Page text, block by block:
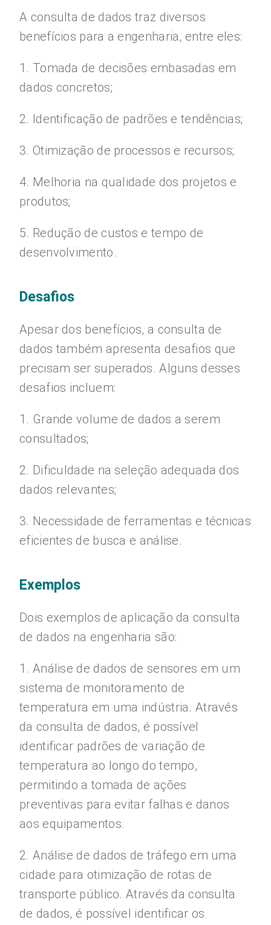
A consulta de dados traz diversos
benefícios para a engenharia, entre eles:
1. Tomada de decisões embasadas em
dados concretos;
2. Identificação de padrões e tendências;
3. Otimização de processos e recursos;
4. Melhoria na qualidade dos projetos e
produtos;
5. Redução de custos e tempo de
desenvolvimento.
Desafios
Apesar dos benefícios, a consulta de
dados também apresenta desafios que
precisam ser superados. Alguns desses
desafios incluem:
1. Grande volume de dados a serem
consultados;
2. Dificuldade na seleção adequada dos
dados relevantes;
3. Necessidade de ferramentas e técnicas
eficientes de busca e análise.
Exemplos
Dois exemplos de aplicação da consulta
de dados na engenharia são:
1. Análise de dados de sensores em um
sistema de monitoramento de
temperatura em uma indústria. Através
da consulta de dados, é possível
identificar padrões de variação de
temperatura ao longo do tempo,
permitindo a tomada de ações
preventivas para evitar falhas e danos
aos equipamentos.
2. Análise de dados de tráfego em uma
cidade para otimização de rotas de
transporte público. Através da consulta
de dados, é possível identificar os